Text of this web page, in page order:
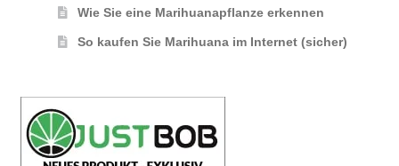
Wie Sie eine Marihuanapflanze erkennen
So kaufen Sie Marihuana im Internet (sicher)